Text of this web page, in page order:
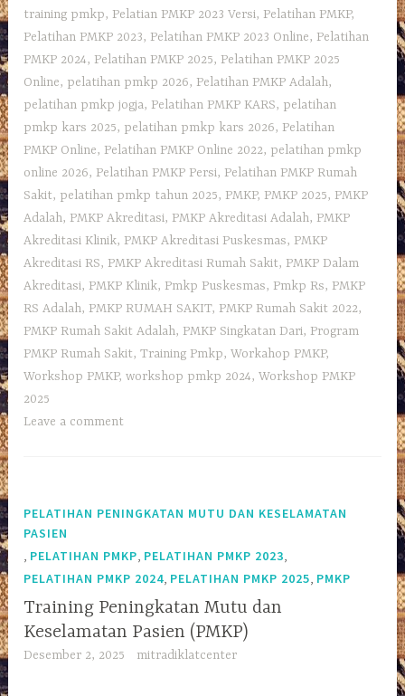
training pmkp, Pelatian PMKP 2023 Versi, Pelatihan PMKP,
Pelatihan PMKP 2023, Pelatihan PMKP 2023 Online, Pelatihan
PMKP 2024, Pelatihan PMKP 2025, Pelatihan PMKP 2025
Online, pelatihan pmkp 2026, Pelatihan PMKP Adalah,
pelatihan pmkp jogja, Pelatihan PMKP KARS, pelatihan
pmkp kars 2025, pelatihan pmkp kars 2026, Pelatihan
PMKP Online, Pelatihan PMKP Online 2022, pelatihan pmkp
online 2026, Pelatihan PMKP Persi, Pelatihan PMKP Rumah
Sakit, pelatihan pmkp tahun 2025, PMKP, PMKP 2025, PMKP
Adalah, PMKP Akreditasi, PMKP Akreditasi Adalah, PMKP
Akreditasi Klinik, PMKP Akreditasi Puskesmas, PMKP
Akreditasi RS, PMKP Akreditasi Rumah Sakit, PMKP Dalam
Akreditasi, PMKP Klinik, Pmkp Puskesmas, Pmkp Rs, PMKP
RS Adalah, PMKP RUMAH SAKIT, PMKP Rumah Sakit 2022,
PMKP Rumah Sakit Adalah, PMKP Singkatan Dari, Program
PMKP Rumah Sakit,Training Pmkp,Workahop PMKP,
Workshop PMKP,workshop pmkp 2024,Workshop PMKP
2025
Leave a comment
PELATIHAN PENINGKATAN MUTU DAN KESELAMATAN
PASIEN
, PELATIHAN PMKP, PELATIHAN PMKP 2023,
PELATIHAN PMKP 2024, PELATIHAN PMKP 2025, PMKP
Training Peningkatan Mutu dan
Keselamatan Pasien (PMKP)
Desember 2, 2025 mitradiklatcenter